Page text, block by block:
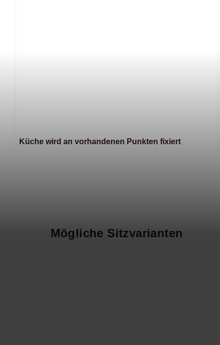
Küche wird an vorhandenen Punkten fixiert
Mögliche Sitzvarianten